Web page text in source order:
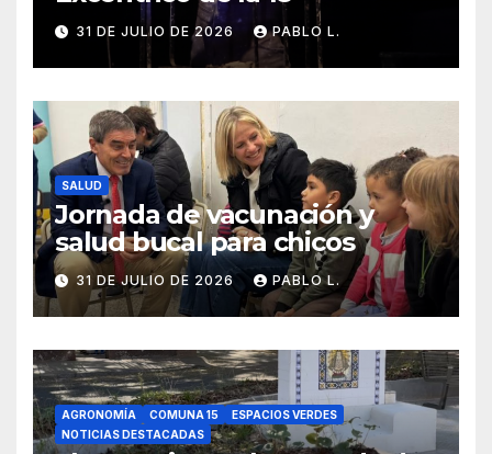
31 DE JULIO DE 2026 PABLO L.
SALUD
Jornada de vacunación y
salud bucal para chicos
31 DE JULIO DE 2026 PABLO L.
AGRONOMÍA COMUNA 15
ESPACIOS VERDES
NOTICIAS DESTACADAS